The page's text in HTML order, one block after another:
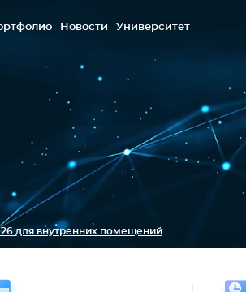
Новости
Университет
для внутренних помещений